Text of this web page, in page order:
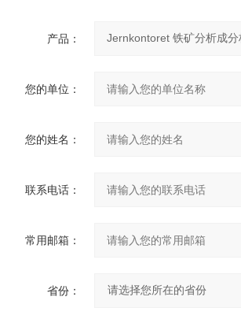
产品：
您的单位：
您的姓名：
联系电话：
常用邮箱：
省份：